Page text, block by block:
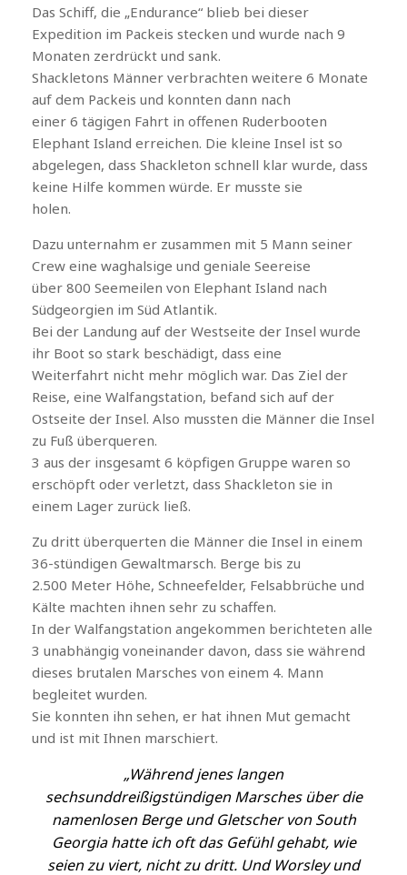
Das Schiff, die „Endurance“ blieb bei dieser
Expedition im Packeis stecken und wurde nach 9
Monaten zerdrückt und sank.
Shackletons Männer verbrachten weitere 6 Monate
auf dem Packeis und konnten dann nach
einer 6 tägigen Fahrt in offenen Ruderbooten
Elephant Island erreichen. Die kleine Insel ist so
abgelegen, dass Shackleton schnell klar wurde, dass
keine Hilfe kommen würde. Er musste sie
holen.
Dazu unternahm er zusammen mit 5 Mann seiner
Crew eine waghalsige und geniale Seereise
über 800 Seemeilen von Elephant Island nach
Südgeorgien im Süd Atlantik.
Bei der Landung auf der Westseite der Insel wurde
ihr Boot so stark beschädigt, dass eine
Weiterfahrt nicht mehr möglich war. Das Ziel der
Reise, eine Walfangstation, befand sich auf der
Ostseite der Insel. Also mussten die Männer die Insel
zu Fuß überqueren.
3 aus der insgesamt 6 köpfigen Gruppe waren so
erschöpft oder verletzt, dass Shackleton sie in
einem Lager zurück ließ.
Zu dritt überquerten die Männer die Insel in einem
36-stündigen Gewaltmarsch. Berge bis zu
2.500 Meter Höhe, Schneefelder, Felsabbrüche und
Kälte machten ihnen sehr zu schaffen.
In der Walfangstation angekommen berichteten alle
3 unabhängig voneinander davon, dass sie während
dieses brutalen Marsches von einem 4. Mann
begleitet wurden.
Sie konnten ihn sehen, er hat ihnen Mut gemacht
und ist mit Ihnen marschiert.
„Während jenes langen
sechsunddreißigstündigen Marsches über die
namenlosen Berge und Gletscher von South
Georgia hatte ich oft das Gefühl gehabt, wie
seien zu viert, nicht zu dritt. Und Worsley und